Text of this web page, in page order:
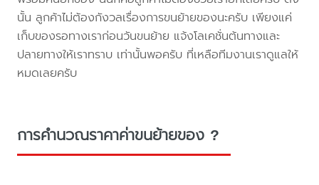
นั้น ลูกค้าไม่ต้องกังวลเรื่องการขนย้ายของนะครับ เพียงแค่
เก็บของรอทางเราก่อนวันขนย้าย แจ้งโลเคชั่นต้นทางและ
ปลายทางให้เราทราบ เท่านั้นพอครับ ที่เหลือทีมงานเราดูแลให้
หมดเลยครับ
การคำนวณราคาค่าขนย้ายของ ?